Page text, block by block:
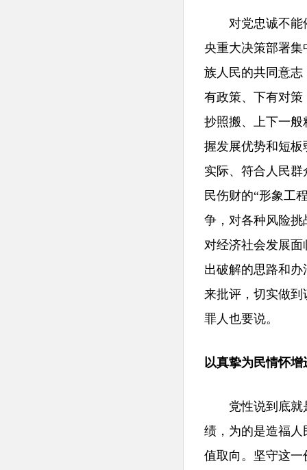
对党忠诚不能停
央重大决策部署
族人民的共同意
有政策、下有对
抄照搬、上下一
握发展优势和短
实际、符合人民
民伤财的“形象工
争，对各种风险
对经济社会发展
出破解的思路和
来批评，切实做
罪人也要说。
以真挚为民情怀增
党性说到底就是
绩，为的是造福
值取向。坚守这